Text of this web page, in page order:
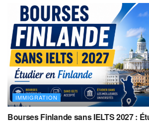
IMMIGRATION
Bourses Finlande sans IELTS 2027 :